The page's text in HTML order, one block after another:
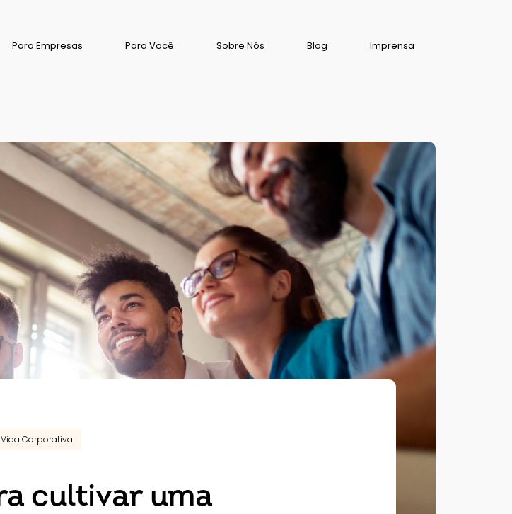
Para Empresas Para Você Sobre Nós Blog Imprensa
Vida Corporativa
cultivar uma